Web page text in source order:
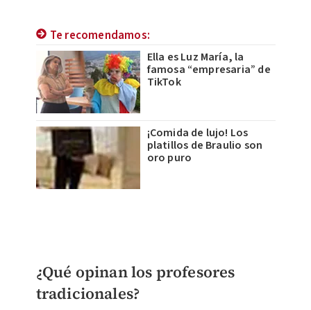
Te recomendamos:
Ella es Luz María, la
famosa “empresaria” de
TikTok
¡Comida de lujo! Los
platillos de Braulio son
oro puro
¿Qué opinan los profesores
tradicionales?